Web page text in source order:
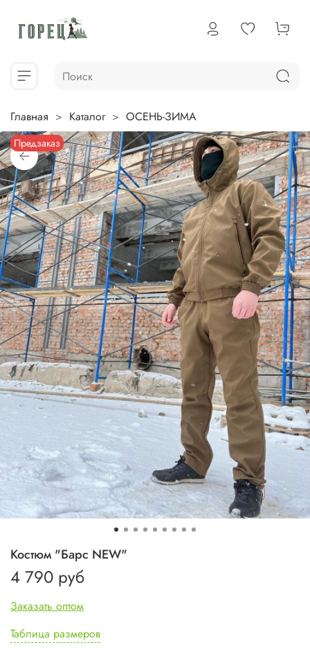
Главная Каталог ОСЕНЬ-ЗИМА
Предзаказ
Костюм "Барс NEW"
4 790 руб
Заказать оптом
Таблица размеров